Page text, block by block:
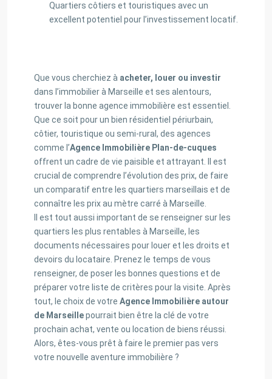
Quartiers côtiers et touristiques avec un
excellent potentiel pour l’investissement locatif.
Que vous cherchiez à acheter, louer ou investir
dans l’immobilier à Marseille et ses alentours,
trouver la bonne agence immobilière est essentiel.
Que ce soit pour un bien résidentiel périurbain,
côtier, touristique ou semi-rural, des agences
comme l’Agence Immobilière Plan-de-cuques
offrent un cadre de vie paisible et attrayant. Il est
crucial de comprendre l’évolution des prix, de faire
un comparatif entre les quartiers marseillais et de
connaître les prix au mètre carré à Marseille.
Il est tout aussi important de se renseigner sur les
quartiers les plus rentables à Marseille, les
documents nécessaires pour louer et les droits et
devoirs du locataire. Prenez le temps de vous
renseigner, de poser les bonnes questions et de
préparer votre liste de critères pour la visite. Après
tout, le choix de votre Agence Immobilière autour
de Marseillepourrait bien être la clé de votre
prochain achat, vente ou location de biens réussi.
Alors, êtes-vous prêt à faire le premier pas vers
votre nouvelle aventure immobilière ?